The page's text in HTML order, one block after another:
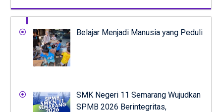
Belajar Menjadi Manusia yang Peduli
SMK Negeri 11 Semarang Wujudkan
SPMB 2026 Berintegritas,